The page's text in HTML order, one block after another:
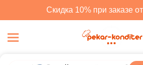
Скидка 10% при заказе